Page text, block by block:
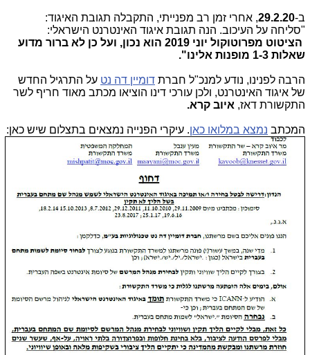
ב-29.2.20, אחרי זמן רב מפנייתי, התקבלה תגובת האיגוד:
"סליחה על העיכוב. הנה תגובת איגוד האינטרנט הישראלי:
הציטוט מפרוטוקול יוני 2019 הוא נכון, ועל כן לא ברור מדוע
שאלות 1-3 מופנות אלינו".
הרבה לפנינו, נודע למנכ"ל חברת דומיין דה נט על התרגיל החדש
של איגוד האינטרנט, ולכן עורכי דינו הוציאו מכתב מאוד חריף לשר
התקשורת דאז, איוב קרא.
המכתב נמצא במלואו כאן. עיקרי הפנייה נמצאים בתצלום שיש כאן: